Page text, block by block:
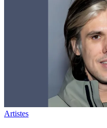
Artistes